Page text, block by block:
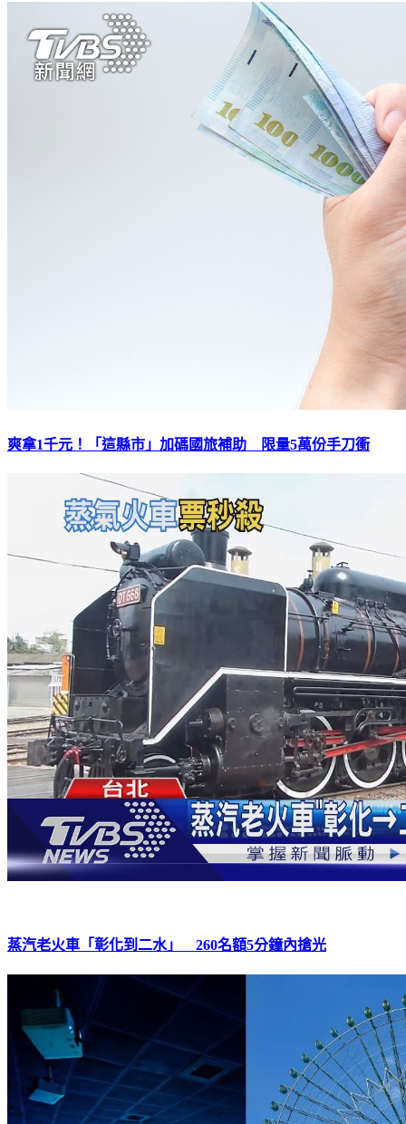
爽拿1千元！「這縣市」加碼國旅補助 限量5萬份手刀衝
蒸汽老火車「彰化到二水」 260名額5分鐘內搶光